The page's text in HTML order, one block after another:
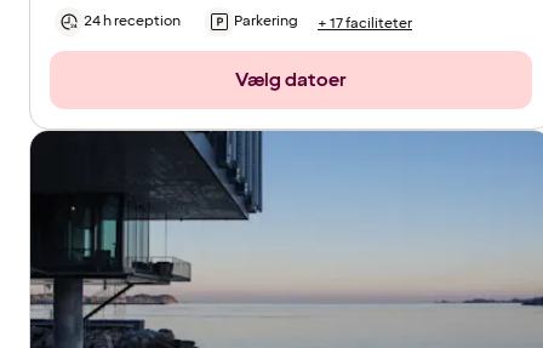
24 h reception Parkering + 17 faciliteter
Vælg datoer